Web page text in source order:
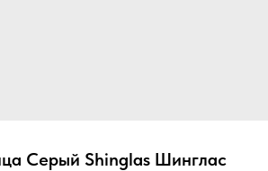
Серый Shinglas Шинглас